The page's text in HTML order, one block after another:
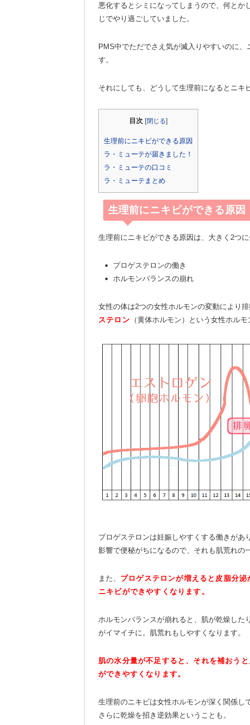
悪化するとシミになってしまうので、何と
じでやり過ごしていました。
PMS中でただでさえ気が滅入りやすいのに
す。
それにしても、どうして生理前になるとニキ
目次 [閉じる]
生理前にニキビができる原因
ラ・ミューテが届きました！
ラ・ミューテの口コミ
ラ・ミューテまとめ
生理前にニキビができる原因
生理前にニキビができる原因は、大きく2つに
プロゲステロンの働き
ホルモンバランスの崩れ
女性の体は2つの女性ホルモンの変動により
ステロン （黄体ホルモン）という女性ホルモ
プロゲステロンは妊娠しやすくする働きが
影響で便秘がちになるので、それも肌荒れの
また、 プロゲステロンが増えると皮脂分
ニキビができやすくなります。
ホルモンバランスが崩れると、肌が乾燥した
がイマイチに。肌荒れもしやすくなります。
肌の水分量が不足すると、それを補おう
ができやすくなります。
生理前のニキビは女性ホルモンが深く関係し
さらに乾燥を招き逆効果ということも。